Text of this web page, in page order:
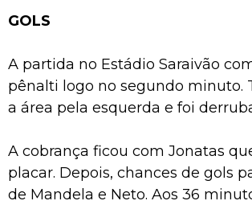
GOLS
A partida no Estádio Saraivão
pênalti logo no segundo minuto.
a área pela esquerda e foi
A cobrança ficou com Jonatas
placar. Depois, chances de gols
de Mandela e Neto. Aos 36